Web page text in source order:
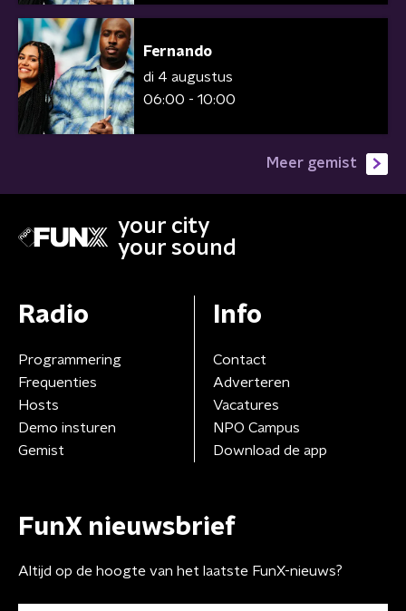
Fernando
di 4 augustus
06:00 - 10:00
Meer gemist
your city
your sound
Radio
Programmering
Frequenties
Hosts
Demo insturen
Gemist
Info
Contact
Adverteren
Vacatures
NPO Campus
Download de app
FunX nieuwsbrief
Altijd op de hoogte van het laatste FunX-nieuws?